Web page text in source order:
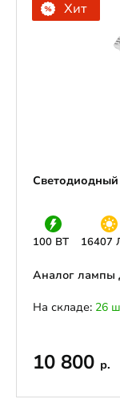
Хит
100 ВТ 16407
Аналог лампы
На складе: 26
10 800 р.